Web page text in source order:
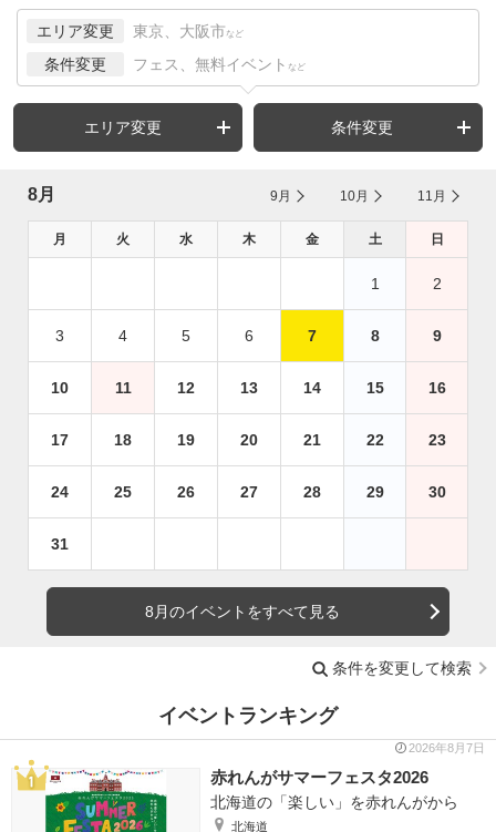
エリア変更 東京、大阪市 など
条件変更 フェス、無料イベント など
エリア変更 条件変更
8月 9月 10月 11月
月 火 水 木 金 土 日
1 2
3 4 5 6 7 8 9
10 11 12 13 14 15 16
17 18 19 20 21 22 23
24 25 26 27 28 29 30
31
8月のイベントをすべて見る
条件を変更して検索
イベントランキング
2026年8月7日
赤れんがサマーフェスタ2026
北海道の「楽しい」を赤れんがから
北海道